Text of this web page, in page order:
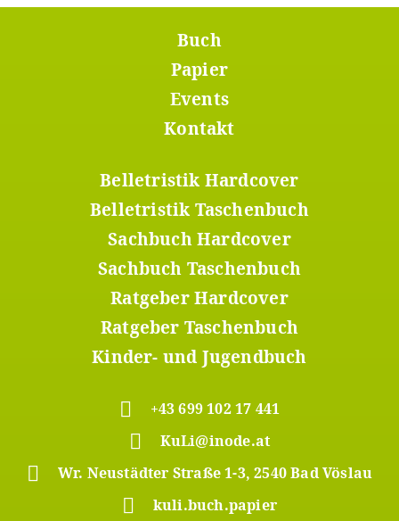
Buch
Papier
Events
Kontakt
Belletristik Hardcover
Belletristik Taschenbuch
Sachbuch Hardcover
Sachbuch Taschenbuch
Ratgeber Hardcover
Ratgeber Taschenbuch
Kinder- und Jugendbuch
+43 699 102 17 441
KuLi@inode.at
Wr. Neustädter Straße 1-3, 2540 Bad Vöslau
kuli.buch.papier